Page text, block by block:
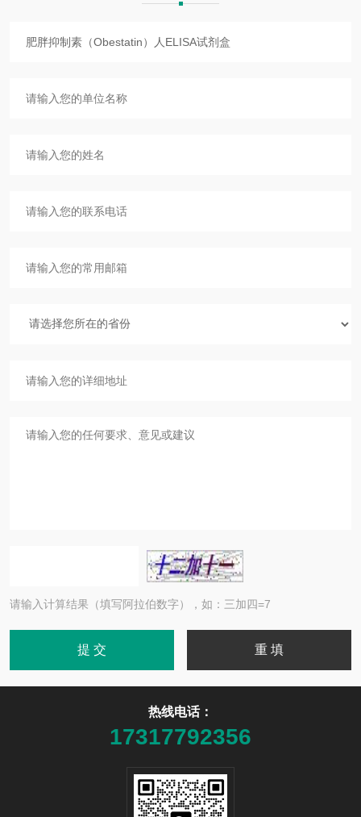
请输入计算结果（填写阿拉伯数字），如：三加四=7
热线电话：
17317792356